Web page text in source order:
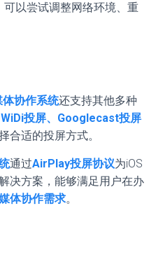
以尝试调整网络环境、重
体协作系统还支持其他多种
投屏、Googlecast投屏
合适的投屏方式。
通过AirPlay投屏协议为iOS
决方案，能够满足用户在办
体协作需求。